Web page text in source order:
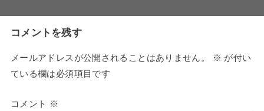
コメントを残す
メールアドレスが公開されることはありません。 ※ が付い
ている欄は必須項目です
コメント ※